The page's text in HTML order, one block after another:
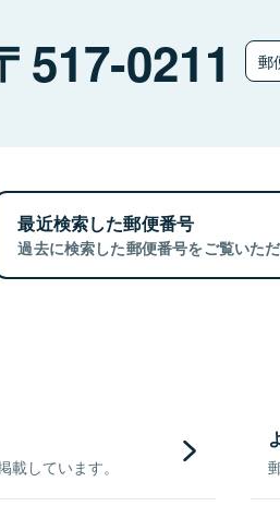
517-0211 郵
最近検索した郵便番号
過去に検索した郵便番号をご覧いただ
しています。